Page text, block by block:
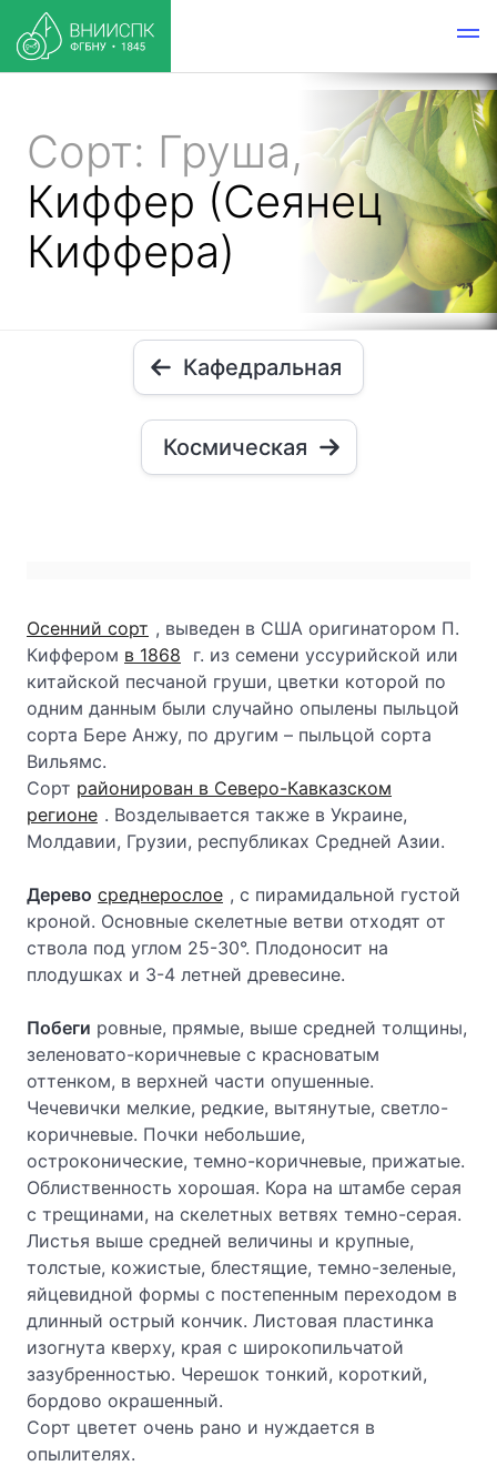
Сорт: Груша,
Киффер (Сеянец
Киффера)
Кафедральная
Космическая
Осенний сорт , выведен в США оригинатором П.
Киффером в 1868
г. из семени уссурийской или
китайской песчаной груши, цветки которой по
одним данным были случайно опылены пыльцой
сорта Бере Анжу, по другим – пыльцой сорта
Вильямс.
Сорт районирован в Северо-Кавказском
регионе . Возделывается также в Украине,
Молдавии, Грузии, республиках Средней Азии.
Дерево среднерослое , с пирамидальной густой
кроной. Основные скелетные ветви отходят от
ствола под углом 25-30°. Плодоносит на
плодушках и 3-4 летней древесине.
Побеги ровные, прямые, выше средней толщины,
зеленовато-коричневые с красноватым
оттенком, в верхней части опушенные.
Чечевички мелкие, редкие, вытянутые, светло-
коричневые. Почки небольшие,
остроконические, темно-коричневые, прижатые.
Облиственность хорошая. Кора на штамбе серая
с трещинами, на скелетных ветвях темно-серая.
Листья выше средней величины и крупные,
толстые, кожистые, блестящие, темно-зеленые,
яйцевидной формы с постепенным переходом в
длинный острый кончик. Листовая пластинка
изогнута кверху, края с широкопильчатой
зазубренностью. Черешок тонкий, короткий,
бордово окрашенный.
Сорт цветет очень рано и нуждается в
опылителях.